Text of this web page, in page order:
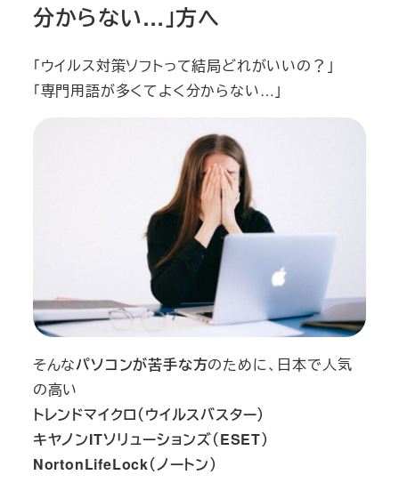
分からない…」方へ
「ウイルス対策ソフトって結局どれがいいの？」
「専門用語が多くてよく分からない…」
そんなパソコンが苦手な方のために、日本で人気
の高い
トレンドマイクロ（ウイルスバスター）
キヤノンITソリューションズ（ESET）
NortonLifeLock（ノートン）